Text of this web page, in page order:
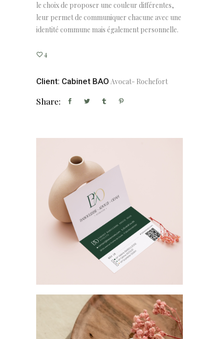
le choix de proposer une couleur différentes,
leur permet de communiquer chacune avec une
identité commune mais également personnelle.
4
Client: Cabinet BAO Avocat- Rochefort
Share: